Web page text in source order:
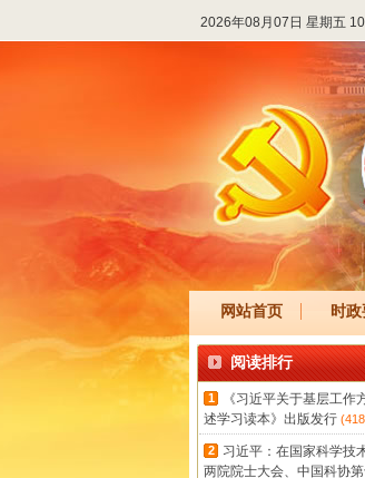
2026年08月07日 星期五
网站首页 时政
阅读排行
1
《习近平关于基层工作
述学习读本》出版发行
2
习近平：在国家科学技
两院院士大会、中国科协